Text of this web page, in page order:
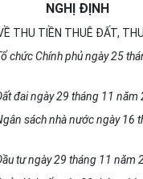
NGHỊ ĐỊNH
THU TIỀN THUÊ ĐẤT,
chứcChính phủngày 25
đai ngày 29 tháng 11 năm
sách nhà nước ngày 16
tư ngày 29 tháng 11 năm